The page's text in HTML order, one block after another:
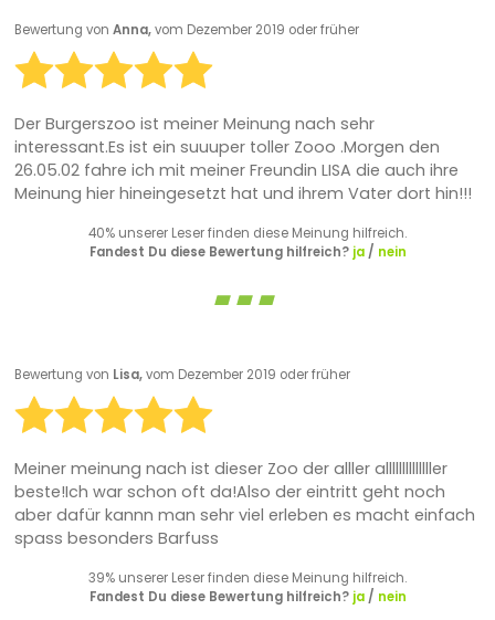
Bewertung von Anna,vom Dezember 2019 oder früher
Der Burgerszoo ist meiner Meinung nach sehr
interessant.Es ist ein suuuper toller Zooo .Morgen den
26.05.02 fahre ich mit meiner Freundin LISA die auch ihre
Meinung hier hineingesetzt hat und ihrem Vater dort hin!!!
40% unserer Leser finden diese Meinung hilfreich.
Fandest Du diese Bewertung hilfreich? ja/ nein
Bewertung von Lisa,vom Dezember 2019 oder früher
Meiner meinung nach ist dieser Zoo der alller allllllllllllller
beste!Ich war schon oft da!Also der eintritt geht noch
aber dafür kannn man sehr viel erleben es macht einfach
spass besonders Barfuss
39% unserer Leser finden diese Meinung hilfreich.
Fandest Du diese Bewertung hilfreich? ja/ nein